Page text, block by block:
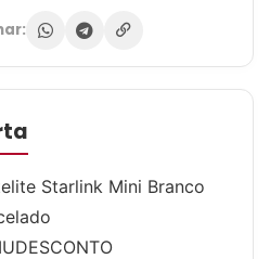
Starlink Mini Branco